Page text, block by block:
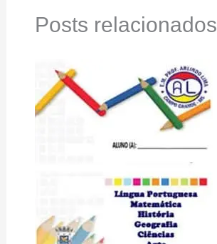
Posts relacionados